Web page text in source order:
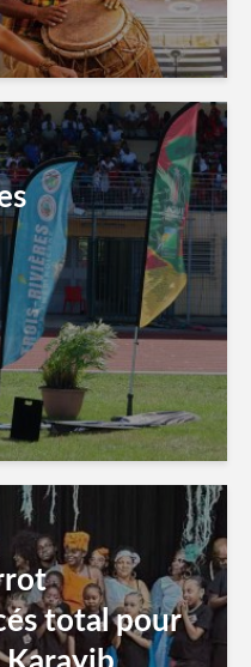
total pour